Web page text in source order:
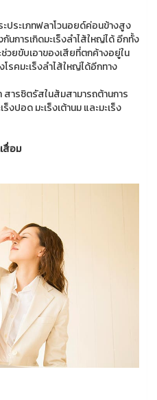
ระเภทฟลาโวนอยด์ค่อนข้างสูง
การเกิดมะเร็งลำไส้ใหญ่ได้ อีกทั้ง
วยขับเอาของเสียที่ตกค้างอยู่ใน
รคมะเร็งลำไส้ใหญ่ได้อีกทาง
ารซิตรัสในส้มสามารถต้านการ
งปอด มะเร็งเต้านม และมะเร็ง
สื่อม